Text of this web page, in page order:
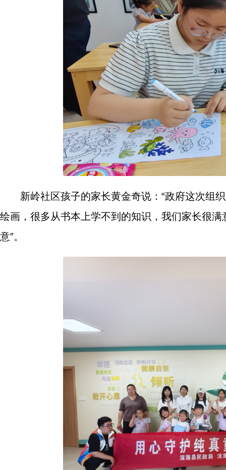
新岭社区孩子的家长黄金奇说：“政府这次组
绘画，很多从书本上学不到的知识，我们家长很
意”。